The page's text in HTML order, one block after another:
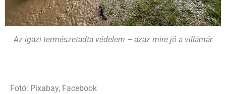
Az igazi természetadta védelem – azaz mire jó a villámár
Fotó: Pixabay, Facebook